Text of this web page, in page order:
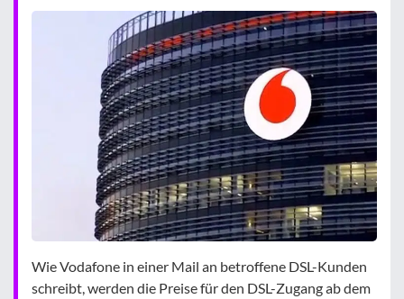
Wie Vodafone in einer Mail an betroffene DSL-Kunden
schreibt, werden die Preise für den DSL-Zugang ab dem